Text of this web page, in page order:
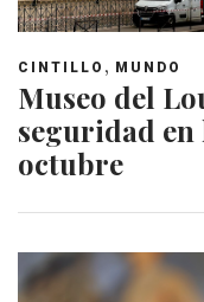
CINTILLO , MUNDO
Museo del
seguridad en
octubre